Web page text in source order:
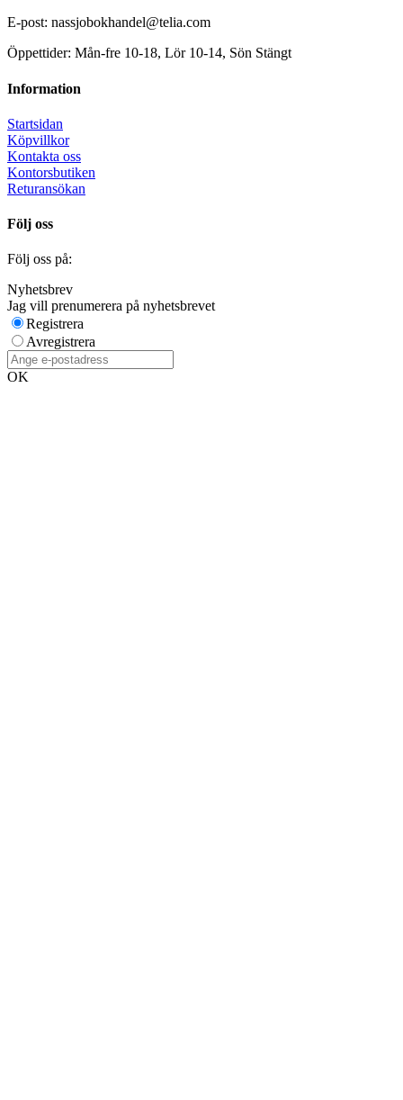
E-post: nassjobokhandel@telia.com
Öppettider: Mån-fre 10-18, Lör 10-14, Sön Stängt
Information
Startsidan
Köpvillkor
Kontakta oss
Kontorsbutiken
Returansökan
Följ oss
Följ oss på:
Nyhetsbrev
Jag vill prenumerera på nyhetsbrevet
Registrera
Avregistrera
OK